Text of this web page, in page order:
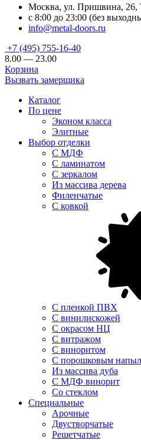
Москва, ул. Пришвина,
с 8:00 до 23:00 (без
info@metal-doors.ru
+7 (495) 755-16-40
8.00 — 23.00
Корзина
Вызвать замерщика
Каталог
По цене
Эконом класса
Элитные
Выбор отделки
С МДФ
С ламинатом
С зеркалом
Из массива дерева
Филенчатые
С ковкой
С пленкой ПВХ
С винилискожей
С окрасом НЦ
С витражом
С виноритом
С порошковым
Из массива дуба
С МДФ винорит
Со стеклом
Специальные
Арочные
Двустворчатые
Решетчатые